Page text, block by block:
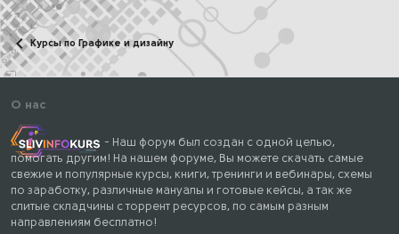
Курсы по Графике и дизайну
О нас
- Наш форум был создан с одной целью,
помогать другим! На нашем форуме, Вы можете скачать самые
свежие и популярные курсы, книги, тренинги и вебинары, схемы
по заработку, различные мануалы и готовые кейсы, а так же
слитые складчины с торрент ресурсов, по самым разным
направлениям бесплатно!